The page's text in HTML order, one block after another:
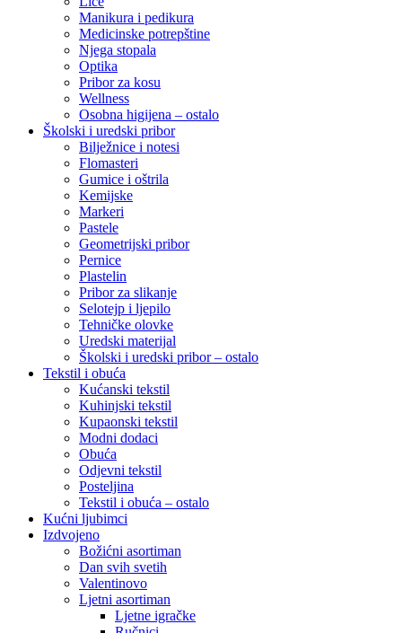
Manikura i pedikura
Medicinske potrepštine
Njega stopala
Optika
Pribor za kosu
Wellness
Osobna higijena – ostalo
Školski i uredski pribor
Bilježnice i notesi
Flomasteri
Gumice i oštrila
Kemijske
Markeri
Pastele
Geometrijski pribor
Pernice
Plastelin
Pribor za slikanje
Selotejp i ljepilo
Tehničke olovke
Uredski materijal
Školski i uredski pribor – ostalo
Tekstil i obuća
Kućanski tekstil
Kuhinjski tekstil
Kupaonski tekstil
Modni dodaci
Obuća
Odjevni tekstil
Posteljina
Tekstil i obuća – ostalo
Kućni ljubimci
Izdvojeno
Božićni asortiman
Dan svih svetih
Valentinovo
Ljetni asortiman
Ljetne igračke